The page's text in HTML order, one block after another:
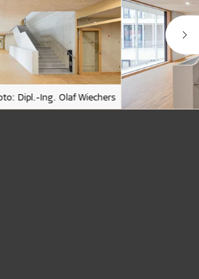
Dipl.-Ing. Olaf Wiechers